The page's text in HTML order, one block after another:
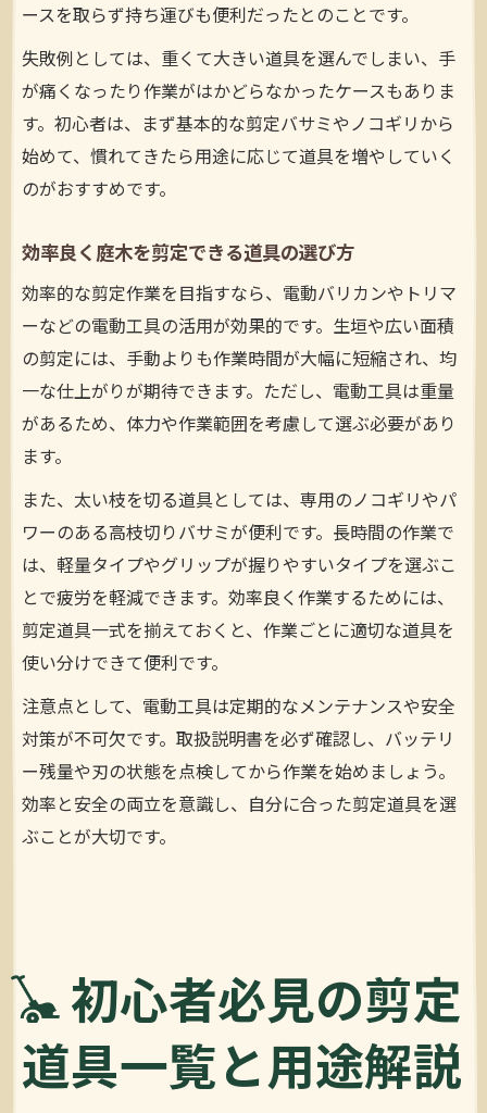
ースを取らず持ち運びも便利だったとのことです。
失敗例としては、重くて大きい道具を選んでしまい、手
が痛くなったり作業がはかどらなかったケースもありま
す。初心者は、まず基本的な剪定バサミやノコギリから
始めて、慣れてきたら用途に応じて道具を増やしていく
のがおすすめです。
効率良く庭木を剪定できる道具の選び方
効率的な剪定作業を目指すなら、電動バリカンやトリマ
ーなどの電動工具の活用が効果的です。生垣や広い面積
の剪定には、手動よりも作業時間が大幅に短縮され、均
一な仕上がりが期待できます。ただし、電動工具は重量
があるため、体力や作業範囲を考慮して選ぶ必要があり
ます。
また、太い枝を切る道具としては、専用のノコギリやパ
ワーのある高枝切りバサミが便利です。長時間の作業で
は、軽量タイプやグリップが握りやすいタイプを選ぶこ
とで疲労を軽減できます。効率良く作業するためには、
剪定道具一式を揃えておくと、作業ごとに適切な道具を
使い分けできて便利です。
注意点として、電動工具は定期的なメンテナンスや安全
対策が不可欠です。取扱説明書を必ず確認し、バッテリ
ー残量や刃の状態を点検してから作業を始めましょう。
効率と安全の両立を意識し、自分に合った剪定道具を選
ぶことが大切です。
初心者必見の剪定
道具一覧と用途解説